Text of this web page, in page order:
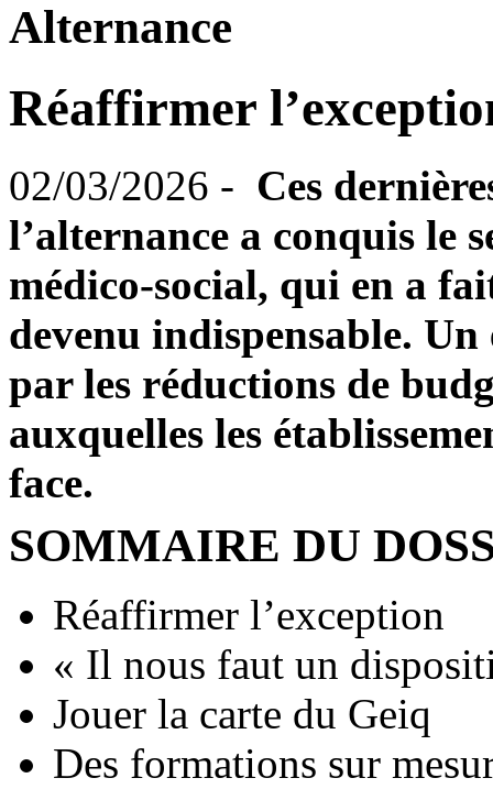
Alternance
Réaffirmer
02/03/2026 - Ces
l’alternance a conquis le
médico-social, qui en a
devenu indispensable.
par les réductions de
auxquelles les
face.
SOMMAIRE DU
Réaffirmer l’exception
« Il nous faut un
Jouer la carte du Geiq
Des formations sur